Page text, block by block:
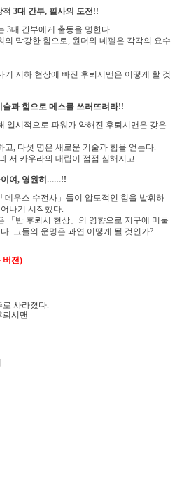
적 3대 간부, 필사의 도전!!
3대 간부에게 출동을 명한다.
의 막강한 힘으로, 원더와 네펠은 각각의 요수
기 저하 현상에 빠진 후뢰시맨은 어떻게 할 것
술과 힘으로 메스를 쓰러뜨려라!!
일시적으로 파워가 약해진 후뢰시맨은 갖은
고, 다섯 명은 새로운 기술과 힘을 얻는다.
서 카우라의 대립이 점점 심해지고...
여, 영원히……!!
「데우스 수전사 」 들이 압도적인 힘을 발휘하
나기 시작했다.
「반 후뢰시 현상 」 의 영향으로 지구에 머물
. 그들의 운명은 과연 어떻게 될 것인가?
버전)
로 사라졌다.
뢰시맨